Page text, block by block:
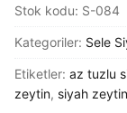
ECE
BÜTÇE
SELE
ZEYTİN
Stok kodu: S-084
Kategoriler: Sele
Etiketler: az tuzlu
zeytin, siyah zeytin